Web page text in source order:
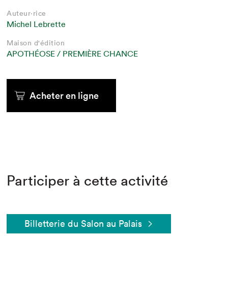
Auteur·rice
Michel Lebrette
Maison d'édition
APOTHÉOSE / PREMIÈRE CHANCE
Acheter en ligne
Participer à cette activité
Billetterie du Salon au Palais